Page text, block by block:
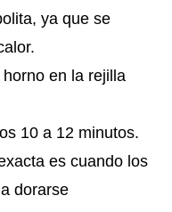
ya que se
en la rejilla
10 a 12 minutos.
es cuando los
dorarse